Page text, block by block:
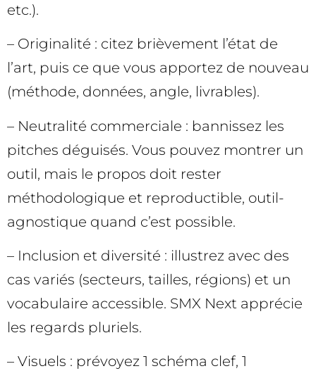
etc.).
– Originalité : citez brièvement l’état de
l’art, puis ce que vous apportez de nouveau
(méthode, données, angle, livrables).
– Neutralité commerciale : bannissez les
pitches déguisés. Vous pouvez montrer un
outil, mais le propos doit rester
méthodologique et reproductible, outil-
agnostique quand c’est possible.
– Inclusion et diversité : illustrez avec des
cas variés (secteurs, tailles, régions) et un
vocabulaire accessible. SMX Next apprécie
les regards pluriels.
– Visuels : prévoyez 1 schéma clef, 1